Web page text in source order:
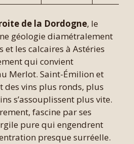
de la Dordogne, le
géologie diamétralement
et les calcaires à Astéries
qui convient
Merlot. Saint-Émilion et
des vins plus ronds, plus
s’assouplissent plus vite.
fascine par ses
pure qui engendrent
presque surréelle.